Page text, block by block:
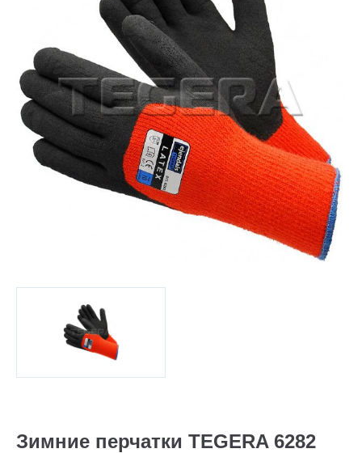
Зимние перчатки TEGERA 6282